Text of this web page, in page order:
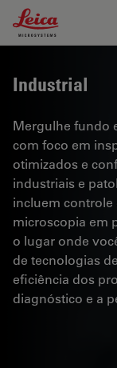
Leica
Industrial
Mergulhe fundo
com foco em
otimizados e
industriais e
incluem controle
microscopia em
o lugar onde
de tecnologias
eficiência dos
diagnóstico e a